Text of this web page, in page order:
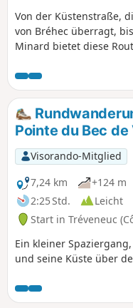
Von der Küstenstraße,
von Bréhec überragt,
Minard bietet diese
Bucht von Saint-Brieuc.
Minard angekommen,
Ihnen der Blick auf die
Paimpol mit der Île de
Rückweg erfolgt über
nennenswerte
Pointe du Bec de
Visorando-Mitglied
7,24 km
+124 m
2:25 Std.
Leicht
Start in Tréveneuc
Ein kleiner
und seine Küste über